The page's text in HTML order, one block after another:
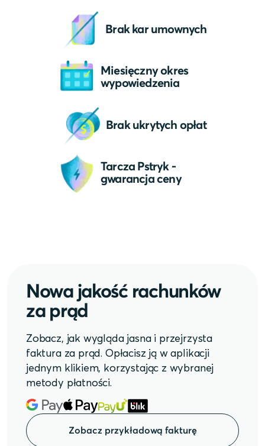
Brak kar umownych
Miesięczny okres
wypowiedzenia
Brak ukrytych opłat
Tarcza Pstryk -
gwarancja ceny
Nowa jakość rachunków
za prąd
Zobacz, jak wygląda jasna i przejrzysta
faktura za prąd. Opłacisz ją w aplikacji
jednym klikiem, korzystając z wybranej
metody płatności.
Zobacz przykładową fakturę